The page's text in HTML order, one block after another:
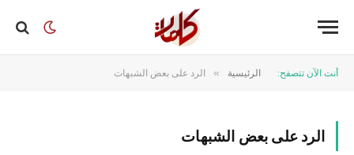
أنت الآن تتصفح: الرئيسية » الرد على بعض الشبهات
الرد على بعض الشبهات